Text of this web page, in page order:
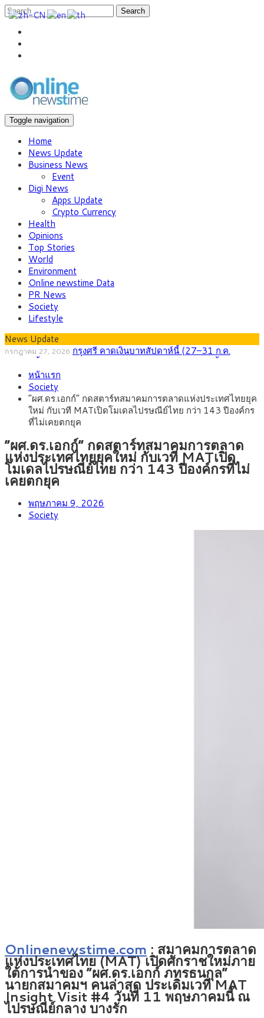
Search
Toggle navigation
Home
News Update
Business News
Event
Digi News
Apps Update
Crypto Currency
Health
Opinions
Top Stories
World
Environment
Online newstime Data
PR News
Society
Lifestyle
News Update
กรกฎาคม 27, 2026 กรุงศรี คาดเงินบาทสัปดาห์นี้ (27–31 ก.ค.
หน้ารถไฟฟ้าสงขลา โมโนเรล 12.54 กม. เชื่อมเมืองหาดใหญ่
สิงหาคม 4, 2026
หัวเพียง 2,618 บาท เสนอทบทวนจัดสรรงบให้สอดคล้องภาระงาน
จริง
สิงหาคม 3, 2026
33.00-33.60 ติดตามข้อมูลจ้างงานสหรัฐฯ
สิงหาคม 1, 2026 “เอกนิติ” เปิดเครื่องยนต์เศรษฐกิจใหม่ของไทย เดิน
หน้า 5 ยุทธศาสตร์ รื้อโครงสร้างเศรษฐกิจ ดันไทยโตเต็มศักยภาพ
กรกฎาคม 27, 2026 ภัยเงียบใกล้ตัวเด็ก LSD “แสตมป์เมา” ยาเสพติด
ลายการ์ตูน กรมศุลกากร เตือนผู้ปกครองเฝ้าระวัง หลังยึดล็อตใหญ่
จากเยอรมนี
หน้าแรก
Society
“ผศ.ดร.เอกก์” กดสตาร์ทสมาคมการตลาดแห่งประเทศไทยยุค
ใหม่ กับเวที MATเปิดโมเดลไปรษณีย์ไทย กว่า 143 ปีองค์กร
ที่ไม่เคยตกยุค
“ผศ.ดร.เอกก์” กดสตาร์ทสมาคมการตลาด
แห่งประเทศไทยยุคใหม่ กับเวที MATเปิด
โมเดลไปรษณีย์ไทย กว่า 143 ปีองค์กรที่ไม่
เคยตกยุค
พฤษภาคม 9, 2026
Society
Onlinenewstime.com : สมาคมการตลาด
แห่งประเทศไทย (MAT) เปิดศักราชใหม่ภาย
ใต้การนำของ “ผศ.ดร.เอกก์ ภทรธนกุล”
นายกสมาคมฯ คนล่าสุด ประเดิมเวที MAT
Insight Visit #4 วันที่ 11 พฤษภาคมนี้ ณ
ไปรษณีย์กลาง บางรัก